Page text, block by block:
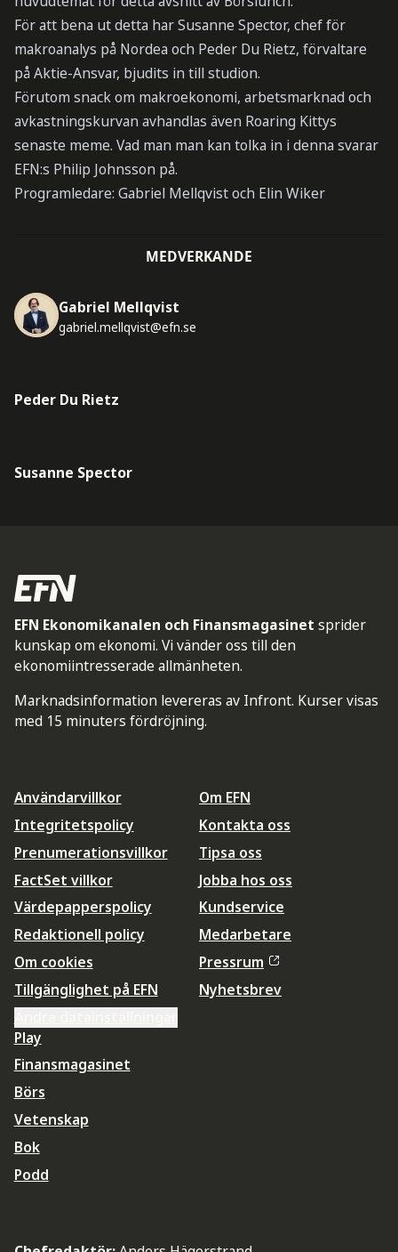
För att bena ut detta har Susanne Spector, chef för
makroanalys på Nordea och Peder Du Rietz, förvaltare
på Aktie-Ansvar, bjudits in till studion.
Förutom snack om makroekonomi, arbetsmarknad och
avkastningskurvan avhandlas även Roaring Kittys
senaste meme. Vad man man kan tolka in i denna svarar
EFN:s Philip Johnsson på.
Programledare: Gabriel Mellqvist och Elin Wiker
MEDVERKANDE
Gabriel Mellqvist
gabriel.mellqvist@efn.se
Peder Du Rietz
Susanne Spector
EFN Ekonomikanalen och Finansmagasinet sprider
kunskap om ekonomi. Vi vänder oss till den
ekonomiintresserade allmänheten.
Marknadsinformation levereras av Infront. Kurser visas
med 15 minuters fördröjning.
Användarvillkor
Integritetspolicy
Prenumerationsvillkor
FactSet villkor
Värdepapperspolicy
Redaktionell policy
Om cookies
Tillgänglighet på EFN
Om EFN
Kontakta oss
Tipsa oss
Jobba hos oss
Kundservice
Medarbetare
Pressrum
Nyhetsbrev
Play
Finansmagasinet
Börs
Vetenskap
Bok
Podd